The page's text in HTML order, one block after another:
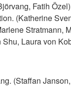
Fatih Özel)
(Katherine
Stratmann,
Laura von
(Staffan